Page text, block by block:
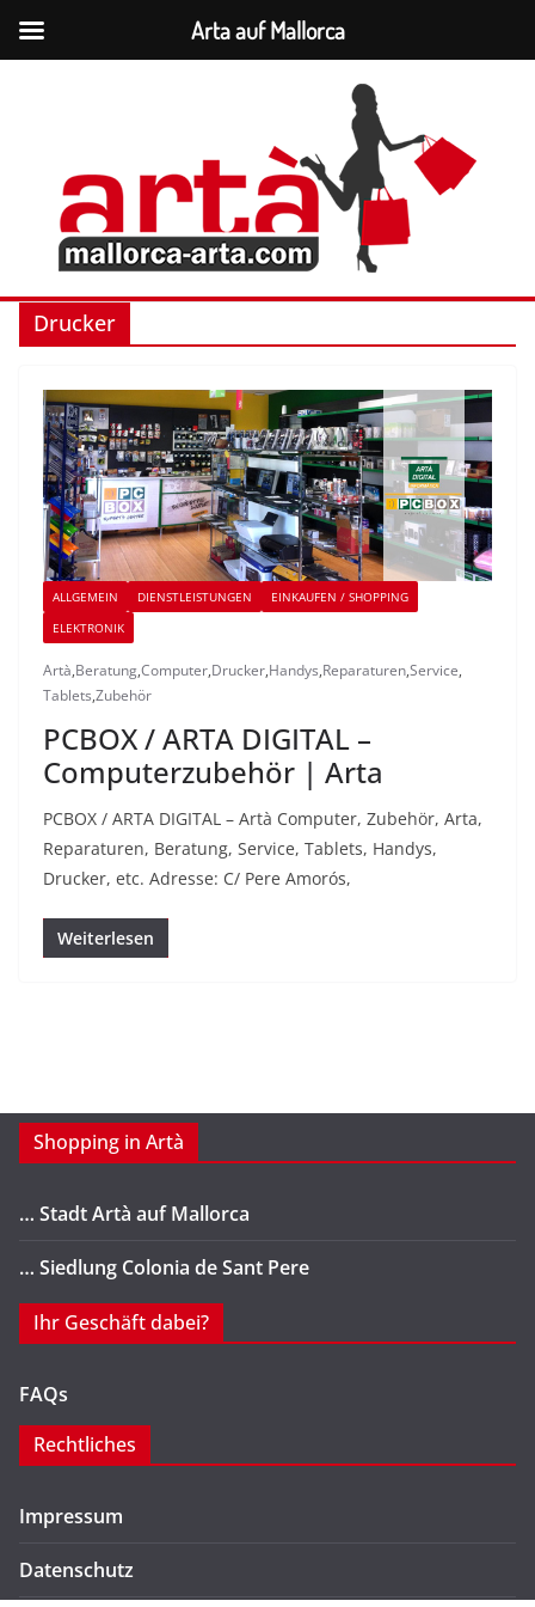
Drucker
ALLGEMEIN DIENSTLEISTUNGEN
EINKAUFEN / SHOPPING
ELEKTRONIK
Artà,Beratung,Computer,Drucker,Handys,Reparaturen,Service,
Tablets,Zubehör
PCBOX / ARTA DIGITAL –
Computerzubehör | Arta
PCBOX / ARTA DIGITAL – Artà Computer, Zubehör, Arta,
Reparaturen, Beratung, Service, Tablets, Handys,
Drucker, etc. Adresse: C/ Pere Amorós,
Weiterlesen
Shopping in Artà
… Stadt Artà auf Mallorca
… Siedlung Colonia de Sant Pere
Ihr Geschäft dabei?
FAQs
Rechtliches
Impressum
Datenschutz
Arta auf Mallorca